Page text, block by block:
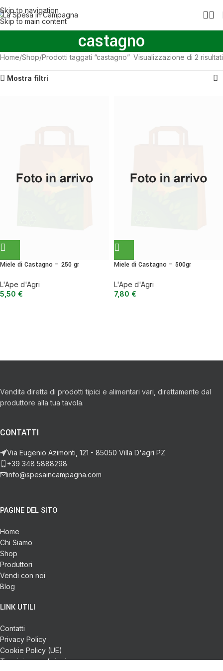
Skip to navigation
Skip to main content
castagno
Home Shop Prodotti taggati “castagno” Visualizzazione di 2 risultati
Mostra filtri
Miele di Castagno – 250 gr
L'Ape d'Agri
5,50 €
Miele di Castagno – 500gr
L'Ape d'Agri
7,80 €
Vendita diretta di prodotti tipici e alimentari vari, direttamente dal
produttore alla tua tavola.
CONTATTI
Via Eugenio Azimonti, 121 - 85050 Villa D'agri PZ
+39 348 5888298
info@spesaincampagna.com
PAGINE DEL SITO
Home
Chi Siamo
Shop
Produttori
Vendi con noi
Blog
LINK UTILI
Contatti
Privacy Policy
Cookie Policy (UE)
Termini e condizioni